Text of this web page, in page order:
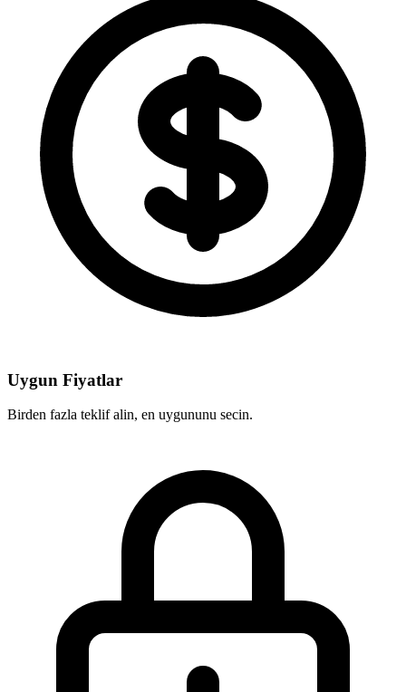
Uygun Fiyatlar
Birden fazla teklif alin, en uygununu secin.